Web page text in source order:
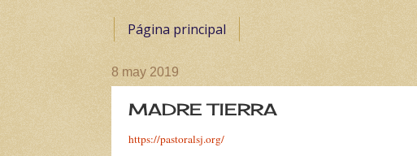
Página principal
8 may 2019
MADRE TIERRA
https://pastoralsj.org/